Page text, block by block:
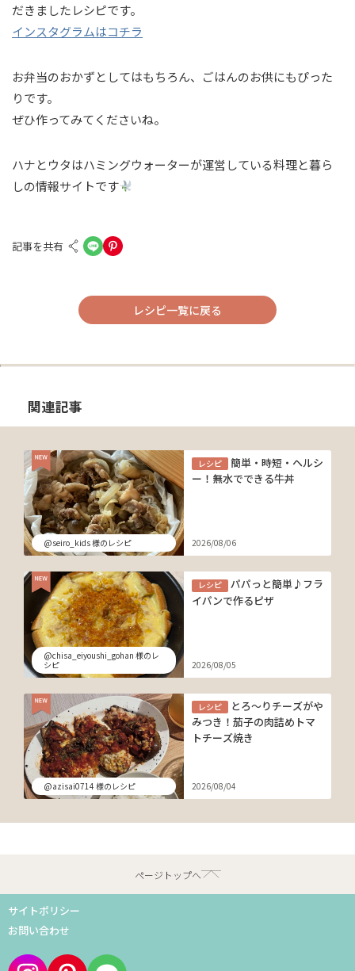
だきましたレシピです。
インスタグラムはコチラ
お弁当のおかずとしてはもちろん、ごはんのお供にもぴった
りです。
ぜひ作ってみてくださいね。
ハナとウタはハミングウォーターが運営している料理と暮ら
しの情報サイトです
記事を共有
レシピ一覧に戻る
関連記事
@seiro_kids 様のレシピ
レシピ
簡単・時短・ヘルシ
ー！無水でできる牛丼
2026/08/06
@chisa_eiyoushi_gohan 様のレ
シピ
レシピ
パパっと簡単♪フラ
イパンで作るピザ
2026/08/05
@azisai0714 様のレシピ
レシピ
とろ～りチーズがや
みつき！茄子の肉詰めトマ
トチーズ焼き
2026/08/04
ページトップへ
サイトポリシー
お問い合わせ